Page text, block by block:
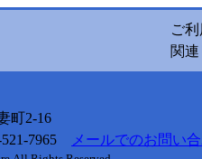
ご
関連
町2-16
521-7965
メールでのお問い